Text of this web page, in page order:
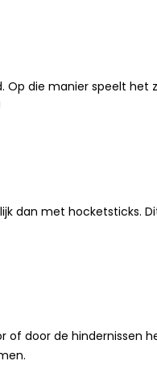
die manier speelt
dan met hocketsticks.
door de hindernissen